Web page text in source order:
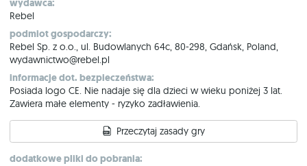
wydawca:
Rebel
podmiot gospodarczy:
Rebel Sp. z o.o., ul. Budowlanych 64c, 80-298, Gdańsk, Poland,
wydawnictwo@rebel.pl
informacje dot. bezpieczeństwa:
Posiada logo CE. Nie nadaje się dla dzieci w wieku poniżej 3 lat.
Zawiera małe elementy - ryzyko zadławienia.
Przeczytaj zasady gry
dodatkowe pliki do pobrania: